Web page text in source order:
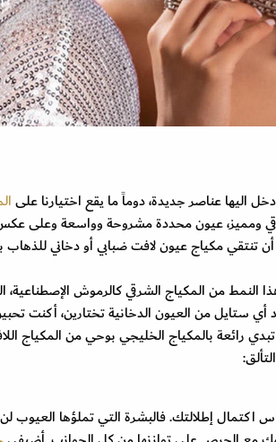
اليها عناصر جديدة، دوماً ما يقع اختيارنا على
ومميز، عيون محددة مشروحة وواسعة وعلى
مكياج عيون لافت ضبابي أو دخاني للذهاب
من المكياج الشرقي كالرموش الإصطناعية،
من العيون الدخانية تختارين، أكنت تحبين
رائعة بالمكياج الخليجي بوحي من المكياج
اكتمال إطلالتك. فالبشرة التي تملؤها